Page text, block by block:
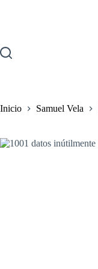
Inicio Samuel Vela